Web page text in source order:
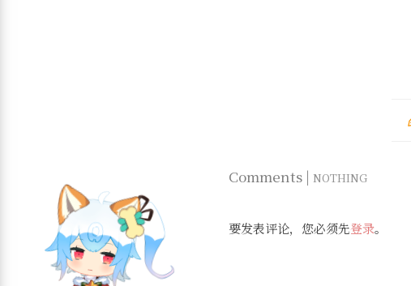
Comments | NOTHING
要发表评论，您必须先登录。